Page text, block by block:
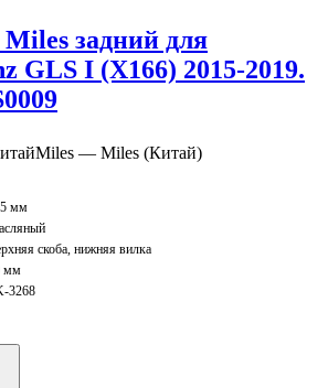
задний для
GLS I (X166) 2015-2019.
Miles — Miles (Китай)
мм
скоба, нижняя вилка
мм
3268